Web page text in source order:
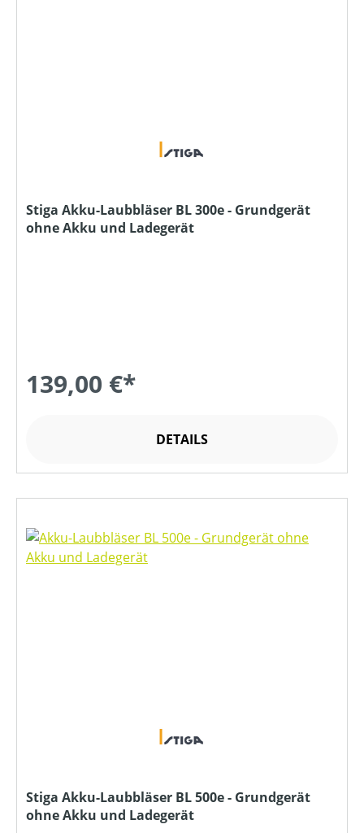
Stiga Akku-Laubbläser BL 300e - Grundgerät
ohne Akku und Ladegerät
139,00 €*
DETAILS
Stiga Akku-Laubbläser BL 500e - Grundgerät
ohne Akku und Ladegerät